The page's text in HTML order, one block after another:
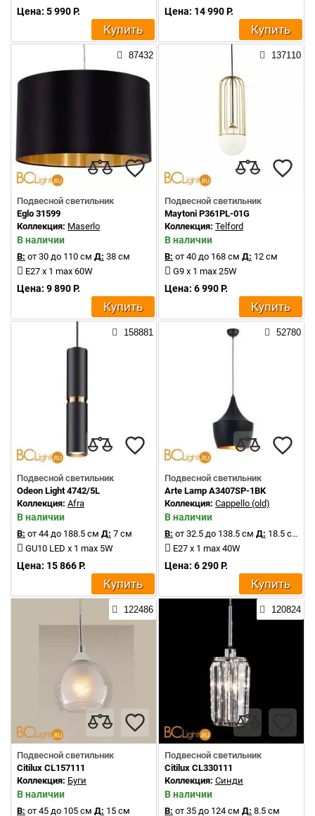
Цена: 5 990 Р.
Купить
Цена: 14 990 Р.
Купить
87432
Подвесной светильник
Eglo 31599
Коллекция: Maserlo
В наличии
В: от 30 до 110 см Д: 38 см
E27 x 1 max 60W
Цена: 9 890 Р.
Купить
137110
Подвесной светильник
Maytoni P361PL-01G
Коллекция: Telford
В наличии
В: от 40 до 168 см Д: 12 см
G9 x 1 max 25W
Цена: 6 990 Р.
Купить
158881
Подвесной светильник
Odeon Light 4742/5L
Коллекция: Afra
В наличии
В: от 44 до 188.5 см Д: 7 см
GU10 LED x 1 max 5W
Цена: 15 866 Р.
Купить
52780
Подвесной светильник
Arte Lamp A3407SP-1BK
Коллекция: Cappello (old)
В наличии
В: от 32.5 до 138.5 см Д: 18.5 см
E27 x 1 max 40W
Цена: 6 290 Р.
Купить
122486
Подвесной светильник
Citilux CL157111
Коллекция: Буги
В наличии
В: от 45 до 105 см Д: 15 см
120824
Подвесной светильник
Citilux CL330111
Коллекция: Синди
В наличии
В: от 35 до 124 см Д: 8.5 см